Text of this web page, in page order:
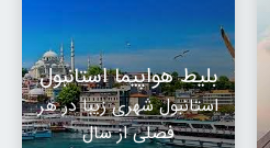
بلیط هواپیما استانبول
استانبول شهری زیبا در هر
فصلی از سال